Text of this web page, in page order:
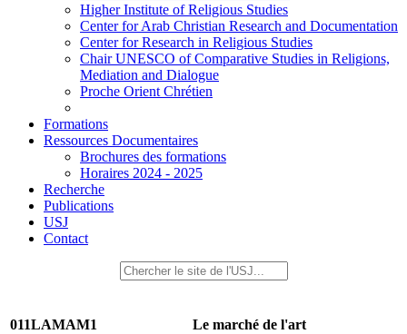
Higher Institute of Religious Studies
Center for Arab Christian Research and Documentation
Center for Research in Religious Studies
Chair UNESCO of Comparative Studies in Religions,
Mediation and Dialogue
Proche Orient Chrétien
Formations
Ressources Documentaires
Brochures des formations
Horaires 2024 - 2025
Recherche
Publications
USJ
Contact
011LAMAM1 Le marché de l'art